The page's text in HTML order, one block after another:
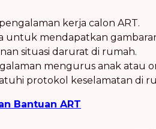
kerja calon ART.
untuk mendapatkan
situasi darurat di rumah.
mengurus anak atau
protokol keselamatan di
Bantuan ART